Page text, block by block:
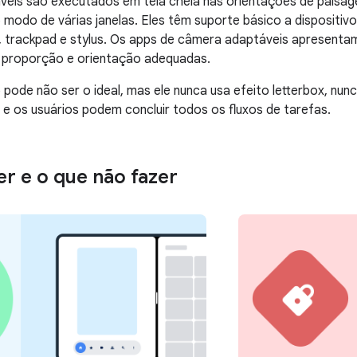
de várias janelas. Eles têm suporte básico a
e stylus. Os apps de câmera adaptáveis
e orientação adequadas.
não ser o ideal, mas ele nunca usa efeito letterbox,
os usuários podem concluir todos os fluxos de tarefas.
e o que não fazer